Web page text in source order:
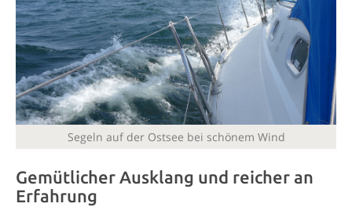
Segeln auf der Ostsee bei schönem Wind
Gemütlicher Ausklang und reicher an
Erfahrung